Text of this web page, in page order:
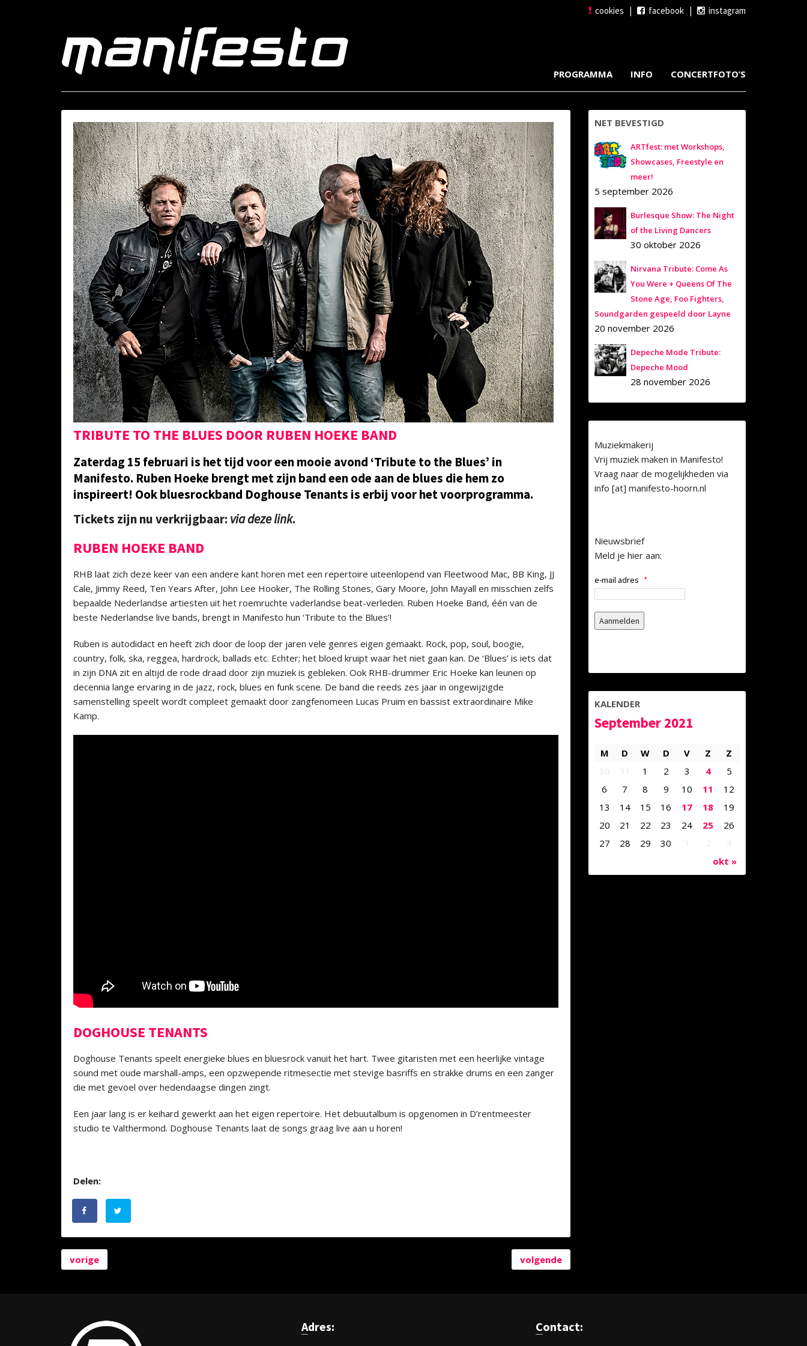
cookies | facebook | instagram
PROGRAMMA INFO CONCERTFOTO’S
TRIBUTE TO THE BLUES DOOR RUBEN HOEKE BAND
Zaterdag 15 februari is het tijd voor een mooie avond ‘Tribute to the Blues’ in
Manifesto. Ruben Hoeke brengt met zijn band een ode aan de blues die hem zo
inspireert! Ook bluesrockband Doghouse Tenants is erbij voor het voorprogramma.
Tickets zijn nu verkrijgbaar: via deze link.
RUBEN HOEKE BAND
RHB laat zich deze keer van een andere kant horen met een repertoire uiteenlopend van Fleetwood Mac, BB King, JJ
Cale, Jimmy Reed, Ten Years After, John Lee Hooker, The Rolling Stones, Gary Moore, John Mayall en misschien zelfs
bepaalde Nederlandse artiesten uit het roemruchte vaderlandse beat-verleden. Ruben Hoeke Band, één van de
beste Nederlandse live bands, brengt in Manifesto hun ‘Tribute to the Blues’!
Ruben is autodidact en heeft zich door de loop der jaren vele genres eigen gemaakt. Rock, pop, soul, boogie,
country, folk, ska, reggea, hardrock, ballads etc. Echter; het bloed kruipt waar het niet gaan kan. De ‘Blues’ is iets dat
in zijn DNA zit en altijd de rode draad door zijn muziek is gebleken. Ook RHB-drummer Eric Hoeke kan leunen op
decennia lange ervaring in de jazz, rock, blues en funk scene. De band die reeds zes jaar in ongewijzigde
samenstelling speelt wordt compleet gemaakt door zangfenomeen Lucas Pruim en bassist extraordinaire Mike
Kamp.
DOGHOUSE TENANTS
Doghouse Tenants speelt energieke blues en bluesrock vanuit het hart. Twee gitaristen met een heerlijke vintage
sound met oude marshall-amps, een opzwepende ritmesectie met stevige basriffs en strakke drums en een zanger
die met gevoel over hedendaagse dingen zingt.
Een jaar lang is er keihard gewerkt aan het eigen repertoire. Het debuutalbum is opgenomen in D’rentmeester
studio te Valthermond. Doghouse Tenants laat de songs graag live aan u horen!
Delen:
vorige volgende
NET BEVESTIGD
ARTfest: met Workshops,
Showcases, Freestyle en
meer!
5 september 2026
Burlesque Show: The Night
of the Living Dancers
30 oktober 2026
Nirvana Tribute: Come As
You Were + Queens Of The
Stone Age, Foo Fighters,
Soundgarden gespeeld door Layne
20 november 2026
Depeche Mode Tribute:
Depeche Mood
28 november 2026
Muziekmakerij
Vrij muziek maken in Manifesto!
Vraag naar de mogelijkheden via
info [at] manifesto-hoorn.nl
Nieuwsbrief
Meld je hier aan:
e-mail adres *
KALENDER
September 2021
okt »
M D W D V Z
Z
30
31 1 2 3 4
5
6
7 8 9 10 11
12
13
14 15 16 17 18
19
20
21 22 23 24 25
26
27
28 29 30 1 2 3
Adres: Contact: